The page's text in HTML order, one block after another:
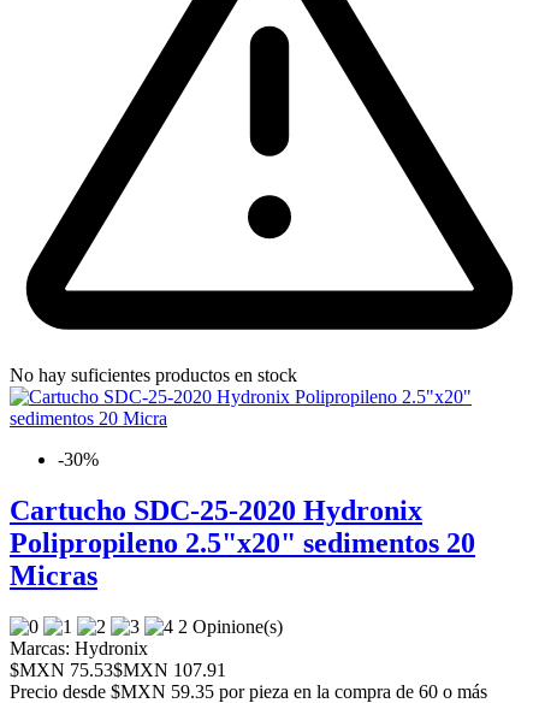
No hay suficientes productos en stock
-30%
Cartucho SDC-25-2020 Hydronix
Polipropileno 2.5"x20" sedimentos 20
Micras
2 Opinione(s)
Marcas: Hydronix
$MXN 75.53$MXN 107.91
Precio desde $MXN 59.35 por pieza en la compra de 60 o más